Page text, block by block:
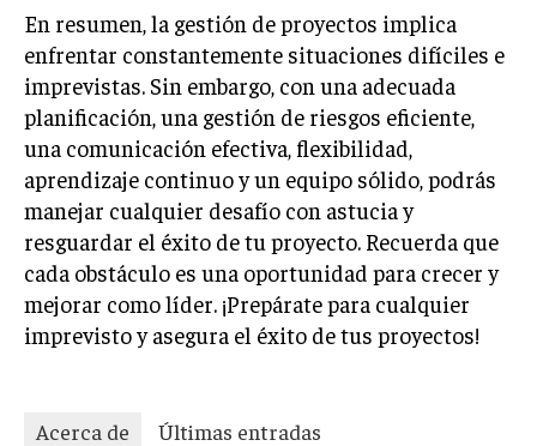
En resumen, la gestión de proyectos implica
enfrentar constantemente situaciones difíciles e
imprevistas. Sin embargo, con una adecuada
planificación, una gestión de riesgos eficiente,
una comunicación efectiva, flexibilidad,
aprendizaje continuo y un equipo sólido, podrás
manejar cualquier desafío con astucia y
resguardar el éxito de tu proyecto. Recuerda que
cada obstáculo es una oportunidad para crecer y
mejorar como líder. ¡Prepárate para cualquier
imprevisto y asegura el éxito de tus proyectos!
Acerca de
Últimas entradas